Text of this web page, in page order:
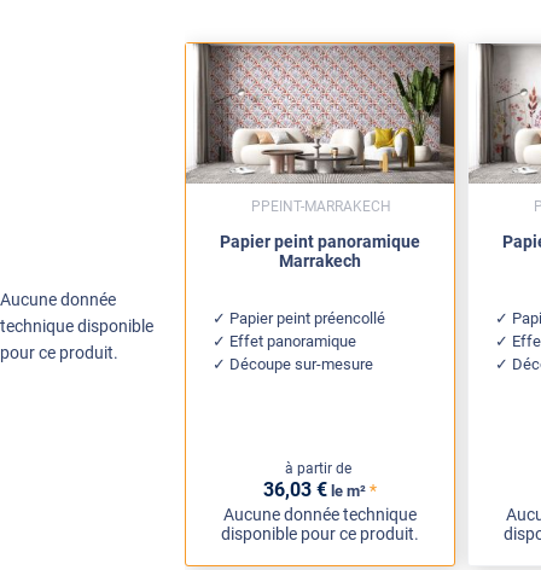
Aucune donnée
technique disponible
pour ce produit.
Papier peint panoramique
Marrakech
Papier peint préencollé
Effet panoramique
Découpe sur-mesure
à partir de
36,03 € le m² *
Aucune donnée technique
disponible pour ce produit.
PPEINT-MARRAKECH